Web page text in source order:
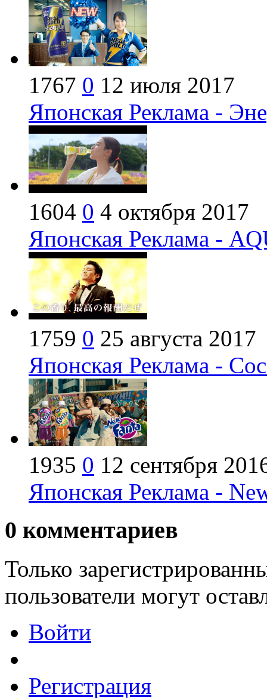
1767 0 12 июля 2017
Японская Реклама -
1604 0 4 октября 2017
Японская Реклама -
1759 0 25 августа 2017
Японская Реклама -
1935 0 12 сентября
Японская Реклама -
0 комментариев
Только
пользователи могут
Войти
Регистрация